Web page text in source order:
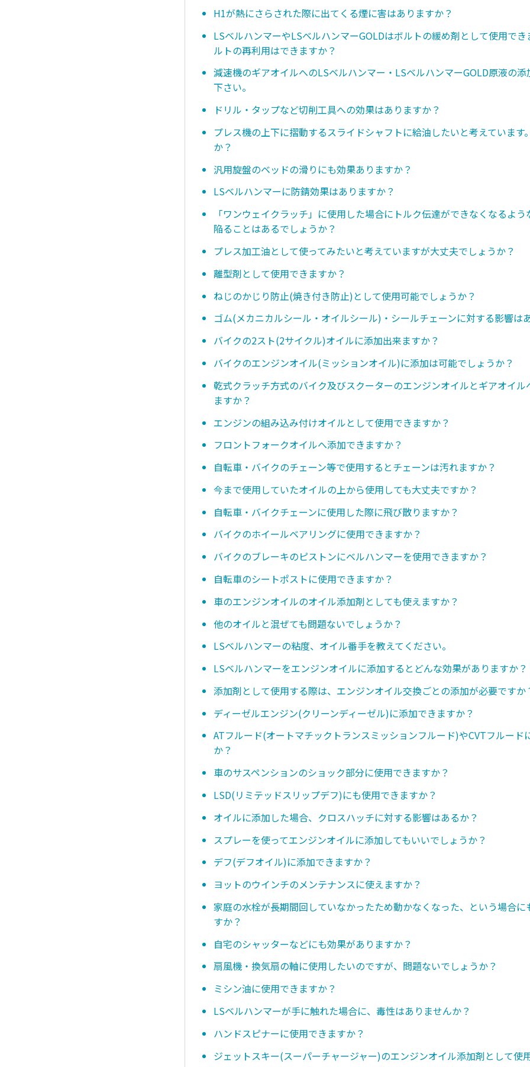
H1が熱にさらされた際に出てくる煙に害はありますか？
LSベルハンマーやLSベルハンマーGOLDはボルトの緩め剤として使用で
ルトの再利用はできますか？
減速機のギアオイルへのLSベルハンマー・LSベルハンマーGOLD原液の
下さい。
ドリル・タップなど切削工具への効果はありますか？
プレス機の上下に摺動するスライドシャフトに給油したいと考えています
か？
汎用旋盤のベッドの滑りにも効果ありますか？
LSベルハンマーに防錆効果はありますか？
「ワンウェイクラッチ」に使用した場合にトルク伝達ができなくなるよ
陥ることはあるでしょうか？
プレス加工油として使ってみたいと考えていますが大丈夫でしょうか？
離型剤として使用できますか？
ねじのかじり防止(焼き付き防止)として使用可能でしょうか？
ゴム(メカニカルシール・オイルシール)・シールチェーンに対する影響は
バイクの2スト(2サイクル)オイルに添加出来ますか？
バイクのエンジンオイル(ミッションオイル)に添加は可能でしょうか？
乾式クラッチ方式のバイク及びスクーターのエンジンオイルとギアオイル
ますか？
エンジンの組み込み付けオイルとして使用できますか？
フロントフォークオイルへ添加できますか？
自転車・バイクのチェーン等で使用するとチェーンは汚れますか？
今まで使用していたオイルの上から使用しても大丈夫ですか？
自転車・バイクチェーンに使用した際に飛び散りますか？
バイクのホイールベアリングに使用できますか？
バイクのブレーキのピストンにベルハンマーを使用できますか？
自転車のシートポストに使用できますか？
車のエンジンオイルのオイル添加剤としても使えますか？
他のオイルと混ぜても問題ないでしょうか？
LSベルハンマーの粘度、オイル番手を教えてください。
LSベルハンマーをエンジンオイルに添加するとどんな効果がありますか？
添加剤として使用する際は、エンジンオイル交換ごとの添加が必要ですか
ディーゼルエンジン(クリーンディーゼル)に添加できますか？
ATフルード(オートマチックトランスミッションフルード)やCVTフルード
か？
車のサスペンションのショック部分に使用できますか？
LSD(リミテッドスリップデフ)にも使用できますか？
オイルに添加した場合、クロスハッチに対する影響はあるか？
スプレーを使ってエンジンオイルに添加してもいいでしょうか？
デフ(デフオイル)に添加できますか？
ヨットのウインチのメンテナンスに使えますか？
家庭の水栓が長期間回していなかったため動かなくなった、という場合に
すか？
自宅のシャッターなどにも効果がありますか？
扇風機・換気扇の軸に使用したいのですが、問題ないでしょうか？
ミシン油に使用できますか？
LSベルハンマーが手に触れた場合に、毒性はありませんか？
ハンドスピナーに使用できますか？
ジェットスキー(スーパーチャージャー)のエンジンオイル添加剤として使